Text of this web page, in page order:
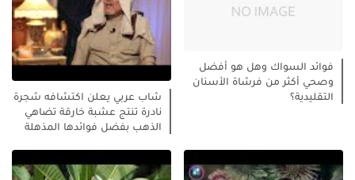
فوائد السواك وهل هو أفضل
وصحي أكثر من فرشاة الأسنان
التقليدية؟
شاب عربي يعلن اكتشافه شجرة
نادرة تنتج عشبة خارقة تضاهي
الذهب بفضل فوائدها المذهلة